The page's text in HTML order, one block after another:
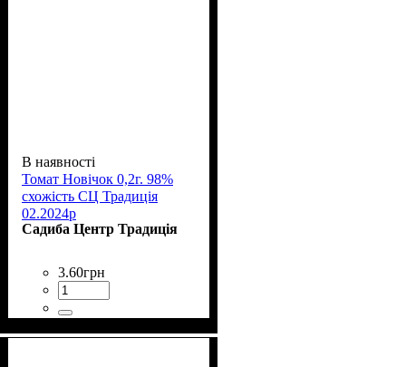
В наявності
Томат Новічок 0,2г. 98%
схожість СЦ Традиція
02.2024р
Садиба Центр Традиція
3.60грн